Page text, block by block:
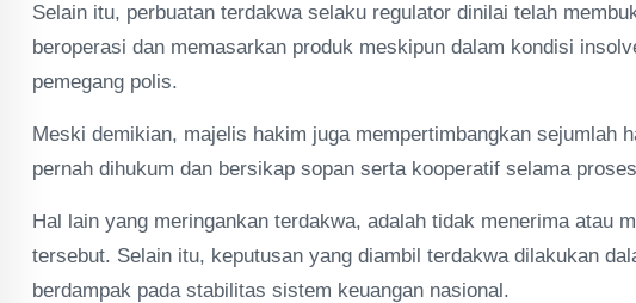
Selain itu, perbuatan terdakwa selaku regulator dinilai telah
beroperasi dan memasarkan produk meskipun dalam kondisi
pemegang polis.
Meski demikian, majelis hakim juga mempertimbangkan sejumlah
pernah dihukum dan bersikap sopan serta kooperatif selama
Hal lain yang meringankan terdakwa, adalah tidak menerima atau
tersebut. Selain itu, keputusan yang diambil terdakwa dilakukan
berdampak pada stabilitas sistem keuangan nasional.